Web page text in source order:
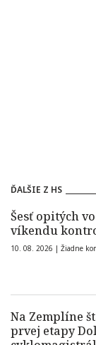
ĎALŠIE Z HS
Šesť opitých
víkendu
10. 08. 2026 | Žiadne
Na Zemplíne
prvej etapy